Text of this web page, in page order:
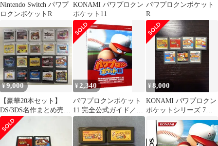
Nintendo Switch パワプ
ロクンポケットR
KONAMI パワプロクン
ポケット11
パワプロクンポケット
R
¥9,000
【豪華20本セット】
DS/3DS名作まとめ売り
（星のカービィ・ジャ
ンスタ・マリオ
¥ 2,340
パワプロクンポケット
11 完全公式ガイド／コ
ナミメディアエンタテ
インメント
¥8,000
KONAMI パワプロクン
ポケットシリーズ 7本
セット